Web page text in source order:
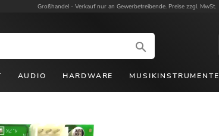
Großhandel - Verkauf nur an Gewerbetreibende. Preise zzgl. MwSt.
AUDIO HARDWARE MUSIKINSTRUMENTE